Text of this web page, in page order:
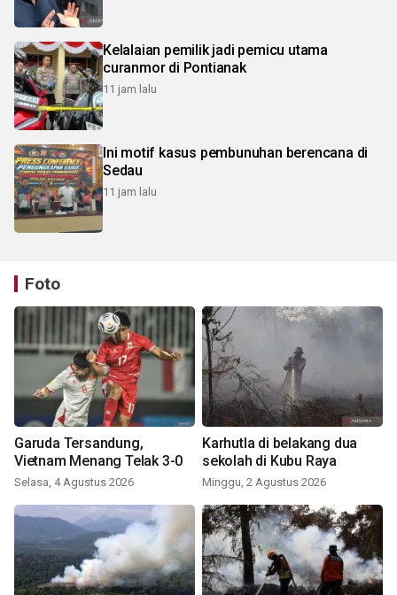
Kelalaian pemilik jadi pemicu utama
curanmor di Pontianak
11 jam lalu
Ini motif kasus pembunuhan berencana di
Sedau
11 jam lalu
Foto
Garuda Tersandung,
Vietnam Menang Telak 3-0
Selasa, 4 Agustus 2026
Karhutla di belakang dua
sekolah di Kubu Raya
Minggu, 2 Agustus 2026